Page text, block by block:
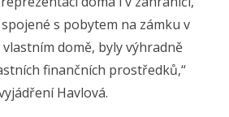
s pobytem na zámku v
domě, byly výhradně
finančních prostředků,“
Havlová.